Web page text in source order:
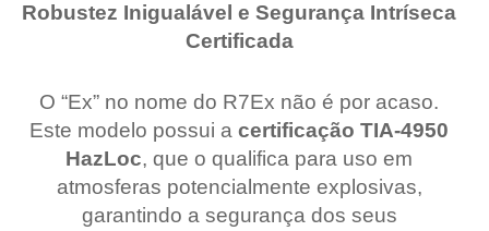
Robustez Inigualável e Segurança Intríseca
Certificada
O “Ex” no nome do R7Ex não é por acaso.
Este modelo possui a certificação TIA-4950
HazLoc, que o qualifica para uso em
atmosferas potencialmente explosivas,
garantindo a segurança dos seus